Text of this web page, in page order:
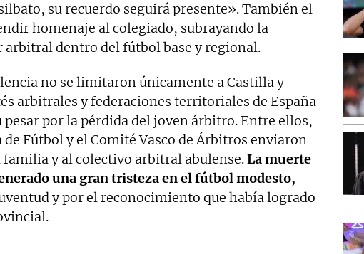
su recuerdo seguirá presente». También el
homenaje al colegiado, subrayando la
dentro del fútbol base y regional.
no se limitaron únicamente a Castilla y
arbitrales y federaciones territoriales de España
por la pérdida del joven árbitro. Entre ellos,
de Fútbol y el Comité Vasco de Árbitros enviaron
familia y al colectivo arbitral abulense.La muerte
una gran tristeza en el fútbol modesto,
y por el reconocimiento que había logrado